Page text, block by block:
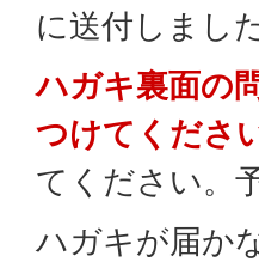
に送付しました
ハガキ裏面の
つけてください
てください。
ハガキが届か